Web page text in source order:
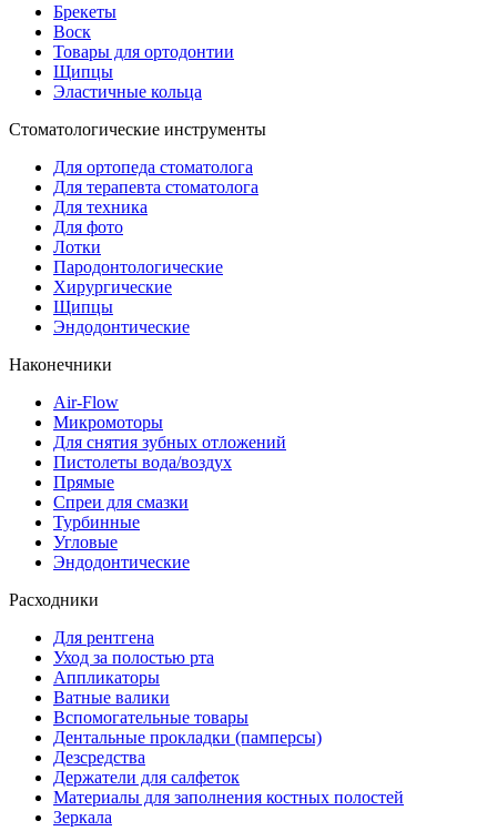
Брекеты
Воск
Товары для ортодонтии
Щипцы
Эластичные кольца
Стоматологические инструменты
Для ортопеда стоматолога
Для терапевта стоматолога
Для техника
Для фото
Лотки
Пародонтологические
Хирургические
Щипцы
Эндодонтические
Наконечники
Air-Flow
Микромоторы
Для снятия зубных отложений
Пистолеты вода/воздух
Прямые
Спреи для смазки
Турбинные
Угловые
Эндодонтические
Расходники
Для рентгена
Уход за полостью рта
Аппликаторы
Ватные валики
Вспомогательные товары
Дентальные прокладки (памперсы)
Дезсредства
Держатели для салфеток
Материалы для заполнения костных полостей
Зеркала